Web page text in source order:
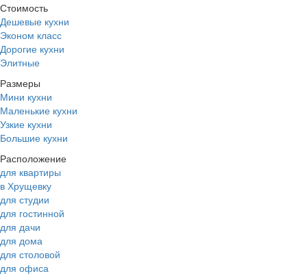
Стоимость
Дешевые кухни
Эконом класс
Дорогие кухни
Элитные
Размеры
Мини кухни
Маленькие кухни
Узкие кухни
Большие кухни
Расположение
для квартиры
в Хрущевку
для студии
для гостинной
для дачи
для дома
для столовой
для офиса